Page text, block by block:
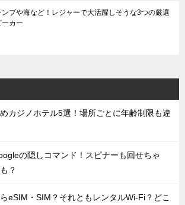
ンプや海など！レジャーで大活躍しそうな3つの厳選
ーカー
カジノホテル5選！場所ごとに年齢制限も違
の隠しコマンド！スピナーも回せちゃ
？
eSIM・SIM？それともレンタルWi-Fi？どこ